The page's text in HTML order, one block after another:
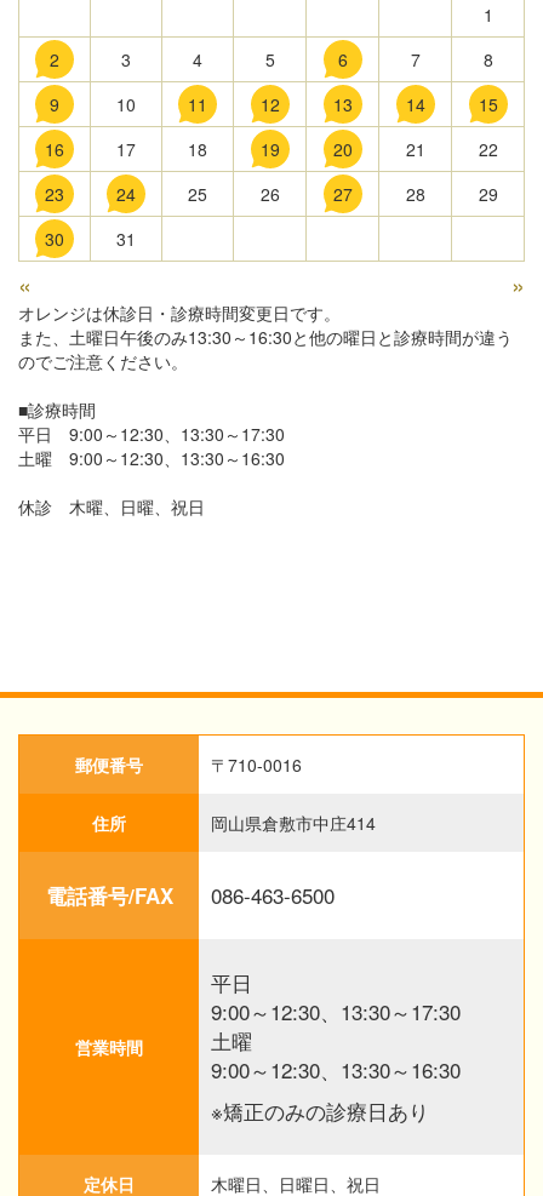
1
2
3 4 5 6 7
8
9
10 11 12 13 14
15
16
17 18 19 20 21
22
23
24 25 26 27 28
29
30
31
« »
オレンジは休診日・診療時間変更日です。
また、土曜日午後のみ13:30～16:30と他の曜日と診療時間が違う
のでご注意ください。
■診療時間
平日 9:00～12:30、13:30～17:30
土曜 9:00～12:30、13:30～16:30
休診 木曜、日曜、祝日
郵便番号 〒710-0016
住所 岡山県倉敷市中庄414
電話番号/FAX 086-463-6500
営業時間
平日
9:00～12:30、13:30～17:30
土曜
9:00～12:30、13:30～16:30
※矯正のみの診療日あり
定休日 木曜日、日曜日、祝日